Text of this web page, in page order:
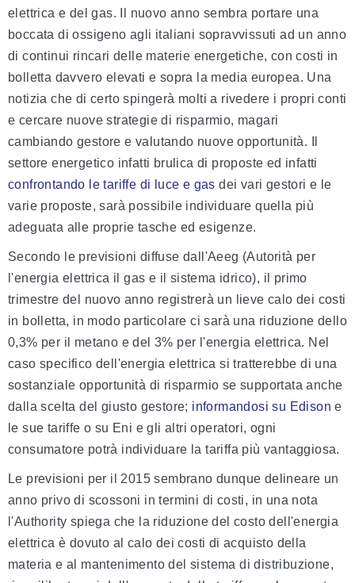
elettrica e del gas. Il nuovo anno sembra portare una
boccata di ossigeno agli italiani sopravvissuti ad un anno
di continui rincari delle materie energetiche, con costi in
bolletta davvero elevati e sopra la media europea. Una
notizia che di certo spingerà molti a rivedere i propri conti
e cercare nuove strategie di risparmio, magari
cambiando gestore e valutando nuove opportunità. Il
settore energetico infatti brulica di proposte ed infatti
confrontando le tariffe di luce e gas dei vari gestori e le
varie proposte, sarà possibile individuare quella più
adeguata alle proprie tasche ed esigenze.
Secondo le previsioni diffuse dall'Aeeg (Autorità per
l'energia elettrica il gas e il sistema idrico), il primo
trimestre del nuovo anno registrerà un lieve calo dei costi
in bolletta, in modo particolare ci sarà una riduzione dello
0,3% per il metano e del 3% per l'energia elettrica. Nel
caso specifico dell'energia elettrica si tratterebbe di una
sostanziale opportunità di risparmio se supportata anche
dalla scelta del giusto gestore; informandosi su Edison e
le sue tariffe o su Eni e gli altri operatori, ogni
consumatore potrà individuare la tariffa più vantaggiosa.
Le previsioni per il 2015 sembrano dunque delineare un
anno privo di scossoni in termini di costi, in una nota
l'Authority spiega che la riduzione del costo dell'energia
elettrica è dovuto al calo dei costi di acquisto della
materia e al mantenimento del sistema di distribuzione,